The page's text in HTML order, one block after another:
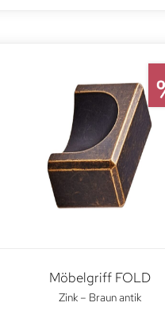
Möbelgriff FOLD
Zink – Braun antik